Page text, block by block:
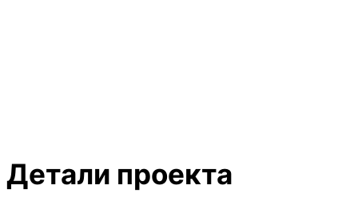
Детали проекта